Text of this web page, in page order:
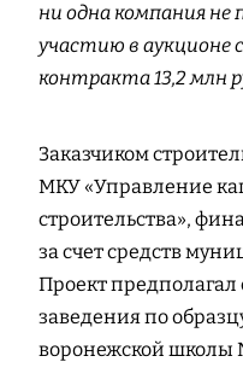
ни одна компания не
участию в аукционе
контракта 13,2 млн
Заказчиком
МКУ «Управление
строительства»,
за счет средств
Проект предполагал
заведения по
воронежской школы